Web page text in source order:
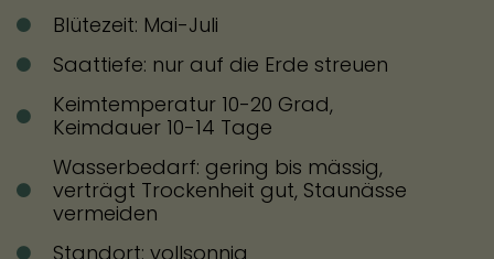
Blütezeit: Mai-Juli
Saattiefe: nur auf die Erde streuen
Keimtemperatur 10-20 Grad,
Keimdauer 10-14 Tage
Wasserbedarf: gering bis mässig,
verträgt Trockenheit gut, Staunässe
vermeiden
Standort: vollsonnig